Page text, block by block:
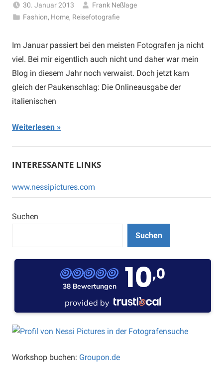
30. Januar 2013
Frank Neßlage
Fashion, Home, Reisefotografie
Im Januar passiert bei den meisten Fotografen ja nicht
viel. Bei mir eigentlich auch nicht und daher war mein
Blog in diesem Jahr noch verwaist. Doch jetzt kam
gleich der Paukenschlag: Die Onlineausgabe der
italienischen
Weiterlesen
INTERESSANTE LINKS
www.nessipictures.com
Suchen
Suchen
38 Bewertungen 10,0
provided by
Workshop buchen: Groupon.de